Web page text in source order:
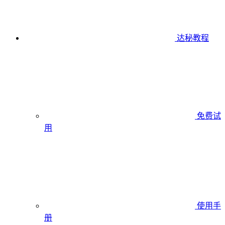
达秘教程
免费试
用
使用手
册